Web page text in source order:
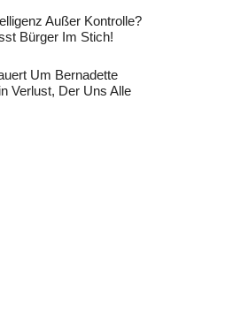
Außer Kontrolle?
Bürger Im Stich!
Um Bernadette
Verlust, Der Uns Alle